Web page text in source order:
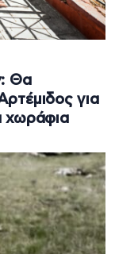
Θα
για
χωράφια